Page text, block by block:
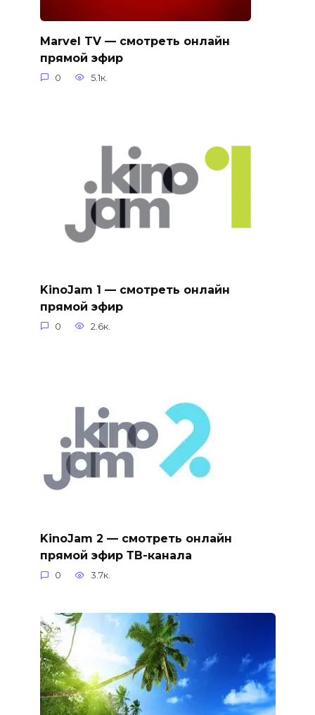
Marvel TV — смотреть онлайн
прямой эфир
0 5.1к.
KinoJam 1 — смотреть онлайн
прямой эфир
0 2.6к.
KinoJam 2 — смотреть онлайн
прямой эфир ТВ-канала
0 3.7к.